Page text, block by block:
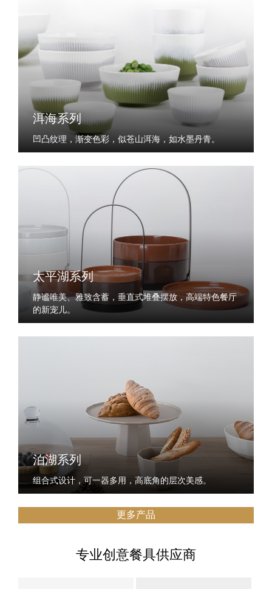
洱海系列
凹凸纹理，渐变色彩，似苍山洱海，如水墨丹青。
太平湖系列
静谧唯美、雅致含蓄，垂直式堆叠摆放，高端特色餐厅
的新宠儿。
泊湖系列
组合式设计，可一器多用，高底角的层次美感。
更多产品
专业创意餐具供应商